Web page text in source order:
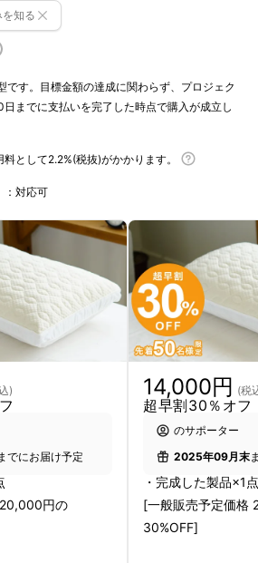
も重ね開発した、快眠サポー
でプロ仕様の寝心地を自宅で
ルへと到達しました。
方
りたい、その想いでたどりつい
知る
です。目標金額の達成に関わらず、プロジェク
までに支払いを完了した時点で購入が成立し
として2.2%(税抜)がかかります。
：対応可
)
でにお届け予定
円の
14,000円 (税
超早割30％オフ
のサポーター
2025年09月末
・完成した製品×1点
[一般販売予定価格
30%OFF]